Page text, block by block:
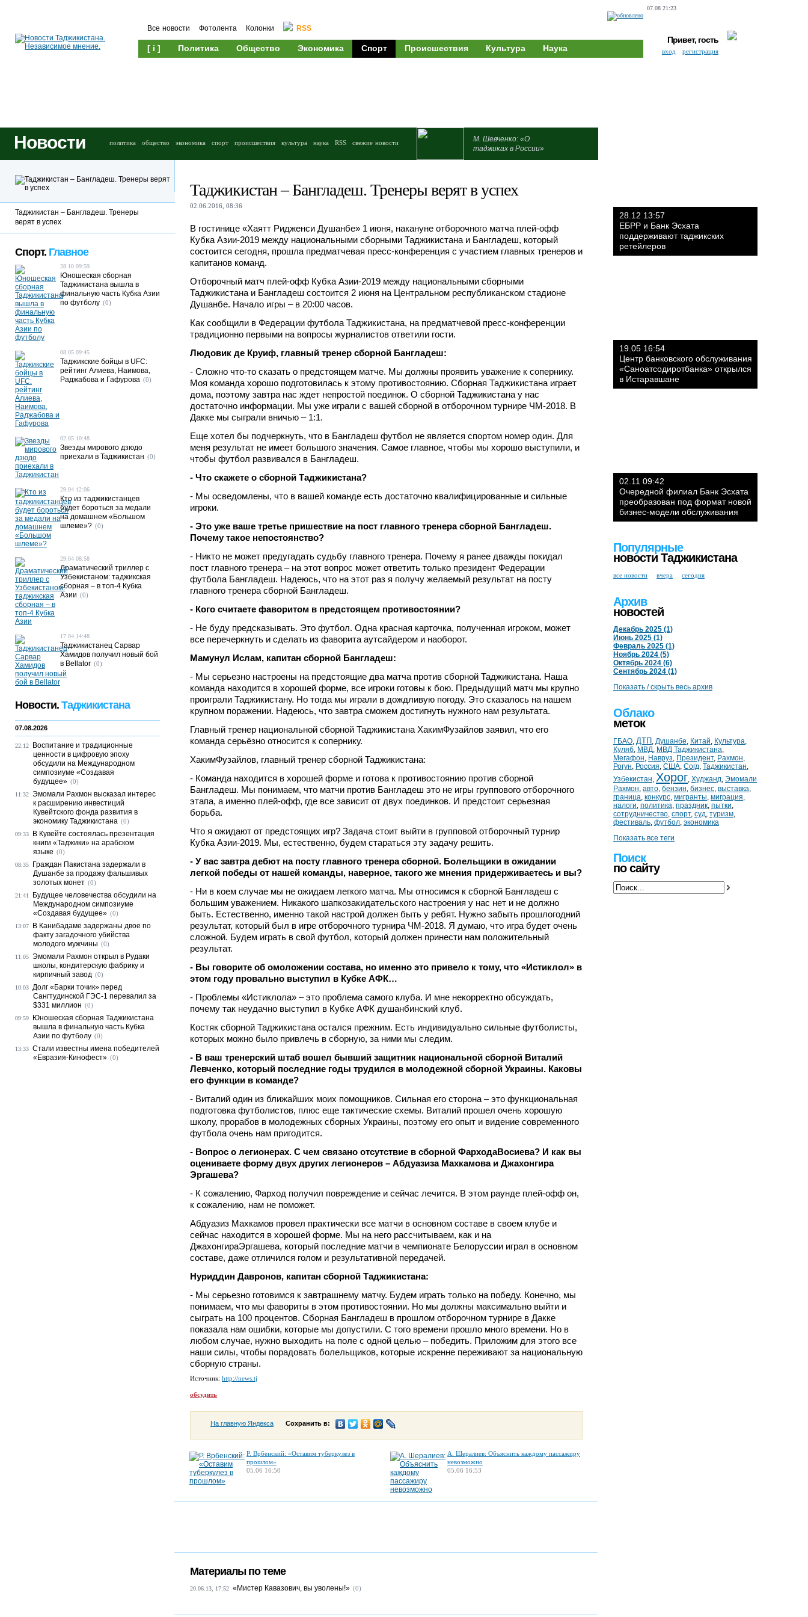
07.08 21:23
Все новости Фотолента Колонки RSS
[ i ] Политика Общество Экономика Спорт Происшествия Культура Наука
Привет, гость
вход регистрация
Новости политика общество экономика спорт происшествия культура наука RSS свежие новости
М. Шевченко: «О
таджиках в России»
Таджикистан – Бангладеш. Тренеры верят в успех
02.06.2016, 08:36
В гостинице «Хаятт Ридженси Душанбе» 1 июня, накануне отборочного матча плей-офф
Кубка Азии-2019 между национальными сборными Таджикистана и Бангладеш, который
состоится сегодня, прошла предматчевая пресс-конференция с участием главных тренеров и
капитанов команд.
Отборочный матч плей-офф Кубка Азии-2019 между национальными сборными
Таджикистана и Бангладеш состоится 2 июня на Центральном республиканском стадионе
Душанбе. Начало игры – в 20:00 часов.
Как сообщили в Федерации футбола Таджикистана, на предматчевой пресс-конференции
традиционно первыми на вопросы журналистов ответили гости.
Людовик де Круиф, главный тренер сборной Бангладеш:
- Сложно что-то сказать о предстоящем матче. Мы должны проявить уважение к сопернику.
Моя команда хорошо подготовилась к этому противостоянию. Сборная Таджикистана играет
дома, поэтому завтра нас ждет непростой поединок. О сборной Таджикистана у нас
достаточно информации. Мы уже играли с вашей сборной в отборочном турнире ЧМ-2018. В
Дакке мы сыграли вничью – 1:1.
Еще хотел бы подчеркнуть, что в Бангладеш футбол не является спортом номер один. Для
меня результат не имеет большого значения. Самое главное, чтобы мы хорошо выступили, и
чтобы футбол развивался в Бангладеш.
- Что скажете о сборной Таджикистана?
- Мы осведомлены, что в вашей команде есть достаточно квалифицированные и сильные
игроки.
- Это уже ваше третье пришествие на пост главного тренера сборной Бангладеш.
Почему такое непостоянство?
- Никто не может предугадать судьбу главного тренера. Почему я ранее дважды покидал
пост главного тренера – на этот вопрос может ответить только президент Федерации
футбола Бангладеш. Надеюсь, что на этот раз я получу желаемый результат на посту
главного тренера сборной Бангладеш.
- Кого считаете фаворитом в предстоящем противостоянии?
- Не буду предсказывать. Это футбол. Одна красная карточка, полученная игроком, может
все перечеркнуть и сделать из фаворита аутсайдером и наоборот.
Мамунул Ислам, капитан сборной Бангладеш:
- Мы серьезно настроены на предстоящие два матча против сборной Таджикистана. Наша
команда находится в хорошей форме, все игроки готовы к бою. Предыдущий матч мы крупно
проиграли Таджикистану. Но тогда мы играли в дождливую погоду. Это сказалось на нашем
крупном поражении. Надеюсь, что завтра сможем достигнуть нужного нам результата.
Главный тренер национальной сборной Таджикистана ХакимФузайлов заявил, что его
команда серьёзно относится к сопернику.
ХакимФузайлов, главный тренер сборной Таджикистана:
- Команда находится в хорошей форме и готова к противостоянию против сборной
Бангладеш. Мы понимаем, что матчи против Бангладеш это не игры группового отборочного
этапа, а именно плей-офф, где все зависит от двух поединков. И предстоит серьезная
борьба.
Что я ожидают от предстоящих игр? Задача стоит выйти в групповой отборочный турнир
Кубка Азии-2019. Мы, естественно, будем стараться эту задачу решить.
- У вас завтра дебют на посту главного тренера сборной. Болельщики в ожидании
легкой победы от нашей команды, наверное, такого же мнения придерживаетесь и вы?
- Ни в коем случае мы не ожидаем легкого матча. Мы относимся к сборной Бангладеш с
большим уважением. Никакого шапкозакидательского настроения у нас нет и не должно
быть. Естественно, именно такой настрой должен быть у ребят. Нужно забыть прошлогодний
результат, который был в игре отборочного турнира ЧМ-2018. Я думаю, что игра будет очень
сложной. Будем играть в свой футбол, который должен принести нам положительный
результат.
- Вы говорите об омоложении состава, но именно это привело к тому, что «Истиклол» в
этом году провально выступил в Кубке АФК…
- Проблемы «Истиклола» – это проблема самого клуба. И мне некорректно обсуждать,
почему так неудачно выступил в Кубке АФК душанбинский клуб.
Костяк сборной Таджикистана остался прежним. Есть индивидуально сильные футболисты,
которых можно было привлечь в сборную, за ними мы следим.
- В ваш тренерский штаб вошел бывший защитник национальной сборной Виталий
Левченко, который последние годы трудился в молодежной сборной Украины. Каковы
его функции в команде?
- Виталий один из ближайших моих помощников. Сильная его сторона – это функциональная
подготовка футболистов, плюс еще тактические схемы. Виталий прошел очень хорошую
школу, прорабов в молодежных сборных Украины, поэтому его опыт и видение современного
футбола очень нам пригодится.
- Вопрос о легионерах. С чем связано отсутствие в сборной ФарходаВосиева? И как вы
оцениваете форму двух других легионеров – Абдуазиза Махкамова и Джахонгира
Эргашева?
- К сожалению, Фарход получил повреждение и сейчас лечится. В этом раунде плей-офф он,
к сожалению, нам не поможет.
Абдуазиз Махкамов провел практически все матчи в основном составе в своем клубе и
сейчас находится в хорошей форме. Мы на него рассчитываем, как и на
ДжахонгираЭргашева, который последние матчи в чемпионате Белоруссии играл в основном
составе, даже отличился голом и результативной передачей.
Нуриддин Давронов, капитан сборной Таджикистана:
- Мы серьезно готовимся к завтрашнему матчу. Будем играть только на победу. Конечно, мы
понимаем, что мы фавориты в этом противостоянии. Но мы должны максимально выйти и
сыграть на 100 процентов. Сборная Бангладеш в прошлом отборочном турнире в Дакке
показала нам ошибки, которые мы допустили. С того времени прошло много времени. Но в
любом случае, нужно выходить на поле с одной целью – победить. Приложим для этого все
наши силы, чтобы порадовать болельщиков, которые искренне переживают за национальную
сборную страны.
Источник: http://news.tj
обсудить
На главную Яндекса Сохранить в:
Р. Врбенский: «Оставим туберкулез в
прошлом»
05.06 16:50
А. Шералиев: Объяснить каждому пассажиру
невозможно
05.06 16:53
Материалы по теме
20.06.13, 17:52 «Мистер Кавазович, вы уволены!» (0)
Таджикистан – Бангладеш. Тренеры
верят в успех
Спорт. Главное
28.10 09:59
Юношеская сборная
Таджикистана вышла в
финальную часть Кубка Азии
по футболу (0)
08.05 09:45
Таджикские бойцы в UFC:
рейтинг Алиева, Наимова,
Раджабова и Гафурова (0)
02.05 10:48
Звезды мирового дзюдо
приехали в Таджикистан (0)
29.04 12:06
Кто из таджикистанцев
будет бороться за медали
на домашнем «Большом
шлеме»? (0)
29.04 08:58
Драматический триллер с
Узбекистаном: таджикская
сборная – в топ-4 Кубка
Азии (0)
17.04 14:48
Таджикистанец Сарвар
Хамидов получил новый бой
в Bellator (0)
Новости. Таджикистана
07.08.2026
22:12
Воспитание и традиционные
ценности в цифровую эпоху
обсудили на Международном
симпозиуме «Создавая
будущее» (0)
11:32 Эмомали Рахмон высказал интерес
к расширению инвестиций
Кувейтского фонда развития в
экономику Таджикистана (0)
09:33
В Кувейте состоялась презентация
книги «Таджики» на арабском
языке (0)
08:35
Граждан Пакистана задержали в
Душанбе за продажу фальшивых
золотых монет (0)
21:41
Будущее человечества обсудили на
Международном симпозиуме
«Создавая будущее» (0)
13:07
В Канибадаме задержаны двое по
факту загадочного убийства
молодого мужчины (0)
11:05 Эмомали Рахмон открыл в Рудаки
школы, кондитерскую фабрику и
кирпичный завод (0)
10:03 Долг «Барки точик» перед
Сангтудинской ГЭС-1 перевалил за
$331 миллион (0)
09:59
Юношеская сборная Таджикистана
вышла в финальную часть Кубка
Азии по футболу (0)
13:33 Стали известны имена победителей
«Евразия-Кинофест» (0)
28.12 13:57
ЕБРР и Банк Эсхата
поддерживают таджикских
ретейлеров
19.05 16:54
Центр банковского обслуживания
«Саноатсодиротбанка» открылся
в Истаравшане
02.11 09:42
Очередной филиал Банк Эсхата
преобразован под формат новой
бизнес-модели обслуживания
Популярные
новости Таджикистана
все новости вчера сегодня
Архив
новостей
Декабрь 2025 (1)
Июнь 2025 (1)
Февраль 2025 (1)
Ноябрь 2024 (5)
Октябрь 2024 (6)
Сентябрь 2024 (1)
Показать / скрыть весь архив
Облако
меток
ГБАО, ДТП , Душанбе, Китай, Культура,
Куляб, МВД, МВД Таджикистана,
Мегафон, Навруз, Президент, Рахмон,
Рогун, Россия, США, Согд, Таджикистан,
Узбекистан, Хорог, Худжанд, Эмомали
Рахмон, авто, бензин, бизнес, выставка,
граница, конкурс, мигранты, миграция,
налоги, политика, праздник, пытки,
сотрудничество, спорт, суд, туризм,
фестиваль, футбол, экономика
Показать все теги
Поиск
по сайту